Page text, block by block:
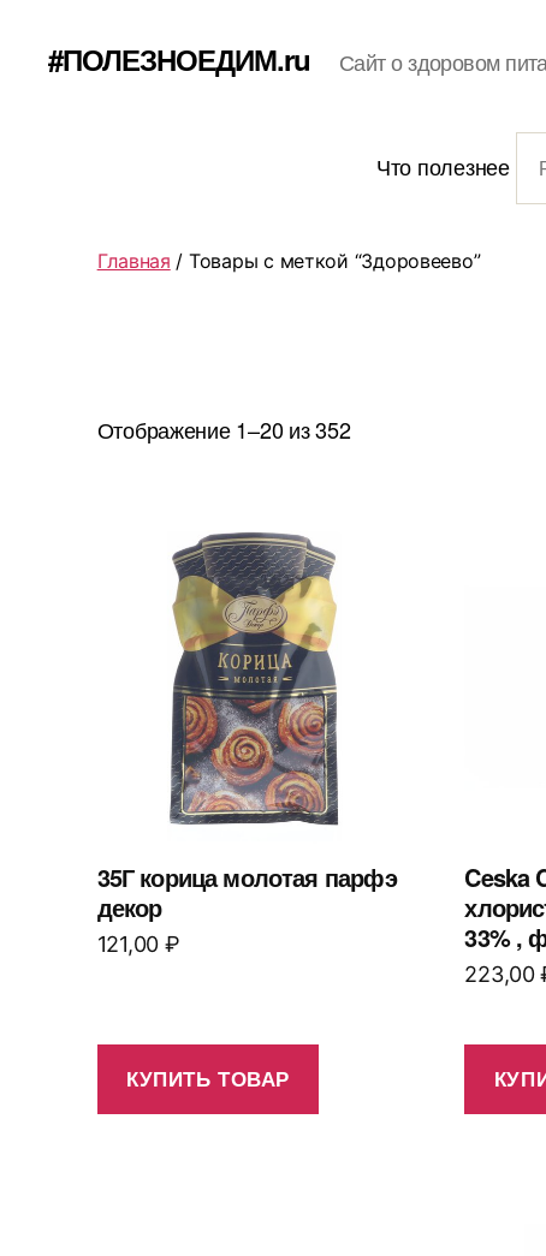
#ПОЛЕЗНОЕДИМ.ru Сайт о здоровом
Что полезнее
Главная / Товары с меткой “Здоровеево”
Отображение 1–20 из 352
35Г корица молотая парфэ
декор
121,00 ₽
КУПИТЬ ТОВАР
Ceska
33% ,
223,00